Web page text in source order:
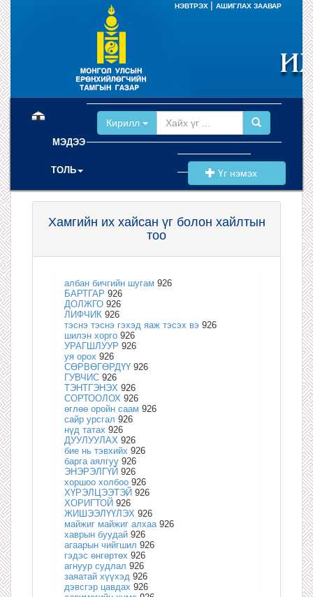
НЭВТРЭХ АШИГЛАХ ЗААВАР
МЭДЭЭ
ТОЛЬ
Кирилл
Үг нэмэх
Хамгийн их хайсан үг болон хайлтын
тоо
албан бичгийн шугам 926
БАРТГАР 926
ДОЛЖГО 926
ЛИФЧИК 926
тэснэ тэснэ гэхэд яаж тэсэх вэ 926
шилэн хорго 926
УРАГШЛУУР 926
уя орох 926
СӨРВӨГӨРДҮҮ 926
ГУВЧИС 926
ТЭНТГЭНЭХ 926
СОРТООЛОХ 926
өглөө оройн саам 926
сайр урсгал 926
нүд татах 926
ДУУЛУУЛАХ 926
бие нь тэвхийх 926
барга аялгуу 926
ЭНЭРЭЛГҮЙ 926
хоршоо холбоо 926
ХҮРЭЛЦЭЭТЭЙ 926
ХОРИГТОЙ 926
ЖИШЭЭЛҮҮЛЭХ 926
майжиг майжиг алхаа 926
хаврын буудай 926
агаарын чийгшил 926
гэдэс өнгөртөх 926
агнуур судлал 926
заяатай хүүхэд 926
дэвсгэр цавдах 926